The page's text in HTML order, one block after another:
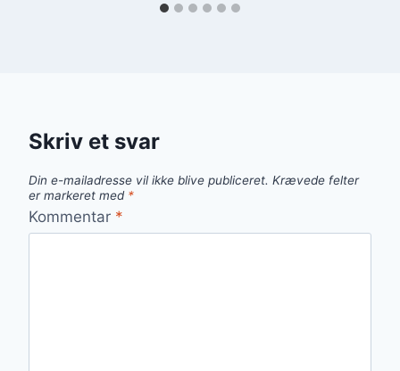
Skriv et svar
Din e-mailadresse vil ikke blive publiceret. Krævede felter
er markeret med *
Kommentar *